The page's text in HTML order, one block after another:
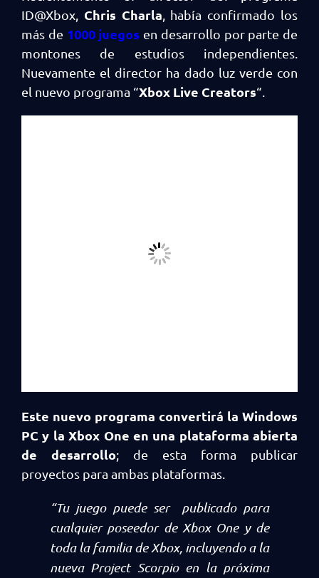
ID@Xbox, Chris Charla , había confirmado los
más de 1000 juegos en desarrollo por parte de
montones de estudios independientes.
Nuevamente el director ha dado luz verde con
el nuevo programa “Xbox Live Creators“.
Este nuevo programa convertirá la Windows
PC y la Xbox One en una plataforma abierta
de desarrollo; de esta forma publicar
proyectos para ambas plataformas.
“Tu juego puede ser publicado para
cualquier poseedor de Xbox One y de
toda la familia de Xbox, incluyendo a la
nueva Project Scorpio en la próxima